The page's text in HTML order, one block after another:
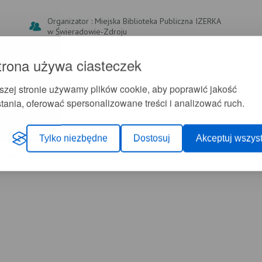
używa ciasteczek
stronie używamy plików cookie, aby poprawić jakość
oferować spersonalizowane treści i analizować ruch.
Tylko niezbędne Dostosuj Akceptuj
Organizator : Miejska Biblioteka Publiczna IZERKA
w Świeradowie-Zdroju
A+